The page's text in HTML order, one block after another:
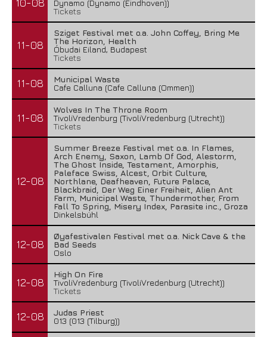
10-08
Dynamo (Dynamo (Eindhoven))
Tickets
11-08
Sziget Festival met o.a. John Coffey, Bring Me
The Horizon, Health
Óbudai Eiland, Budapest
Tickets
11-08
Municipal Waste
Cafe Calluna (Cafe Calluna (Ommen))
11-08
Wolves In The Throne Room
TivoliVredenburg (TivoliVredenburg (Utrecht))
Tickets
12-08
Summer Breeze Festival met o.a. In Flames,
Arch Enemy, Saxon, Lamb Of God, Alestorm,
The Ghost Inside, Testament, Amorphis,
Paleface Swiss, Alcest, Orbit Culture,
Northlane, Deafheaven, Future Palace,
Blackbraid, Der Weg Einer Freiheit, Alien Ant
Farm, Municipal Waste, Thundermother, From
Fall To Spring, Misery Index, Parasite inc., Groza
Dinkelsbühl
12-08
Øyafestivalen Festival met o.a. Nick Cave & the
Bad Seeds
Oslo
12-08
High On Fire
TivoliVredenburg (TivoliVredenburg (Utrecht))
Tickets
12-08
Judas Priest
013 (013 (Tilburg))